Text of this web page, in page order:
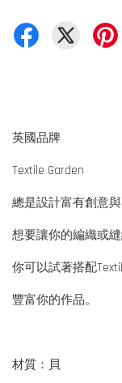
英國品牌
Textile Garden
總是設計富有創意
想要讓你的編織或
你可以試著搭配
豐富你的作品。
材質：貝